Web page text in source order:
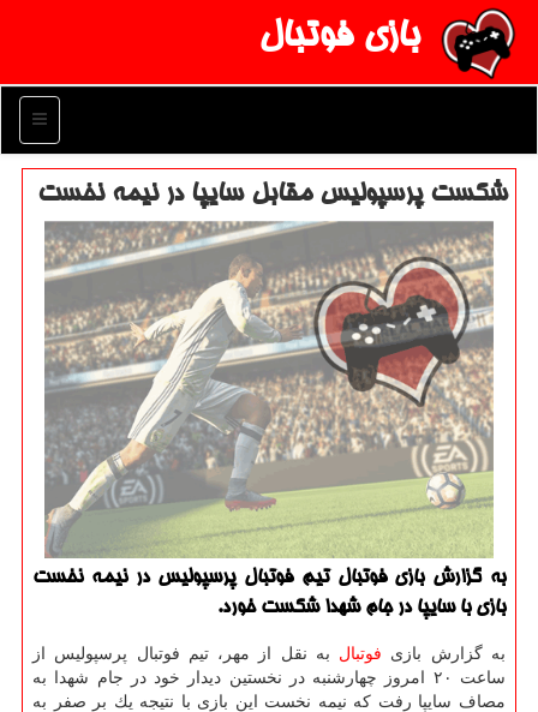
بازی فوتبال
منو
شكست پرسپولیس مقابل سایپا در نیمه نخست
به گزارش بازی فوتبال تیم فوتبال پرسپولیس در نیمه نخست
بازی با سایپا در جام شهدا شكست خورد.
به گزارش بازی فوتبال به نقل از مهر، تیم فوتبال پرسپولیس از
ساعت ۲۰ امروز چهارشنبه در نخستین دیدار خود در جام شهدا به
مصاف سایپا رفت كه نیمه نخست این بازی با نتیجه یك بر صفر به